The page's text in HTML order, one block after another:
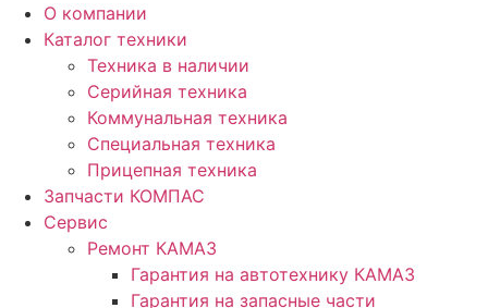
О компании
Каталог техники
Техника в наличии
Серийная техника
Коммунальная техника
Специальная техника
Прицепная техника
Запчасти КОМПАС
Сервис
Ремонт КАМАЗ
Гарантия на автотехнику КАМАЗ
Гарантия на запасные части